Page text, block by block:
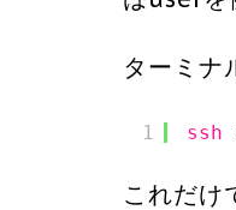
ターミナ
1 ssh
これだけ